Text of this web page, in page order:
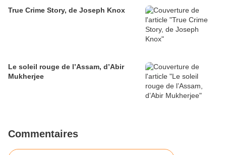
True Crime Story, de Joseph Knox
Le soleil rouge de l’Assam, d’Abir
Mukherjee
Commentaires